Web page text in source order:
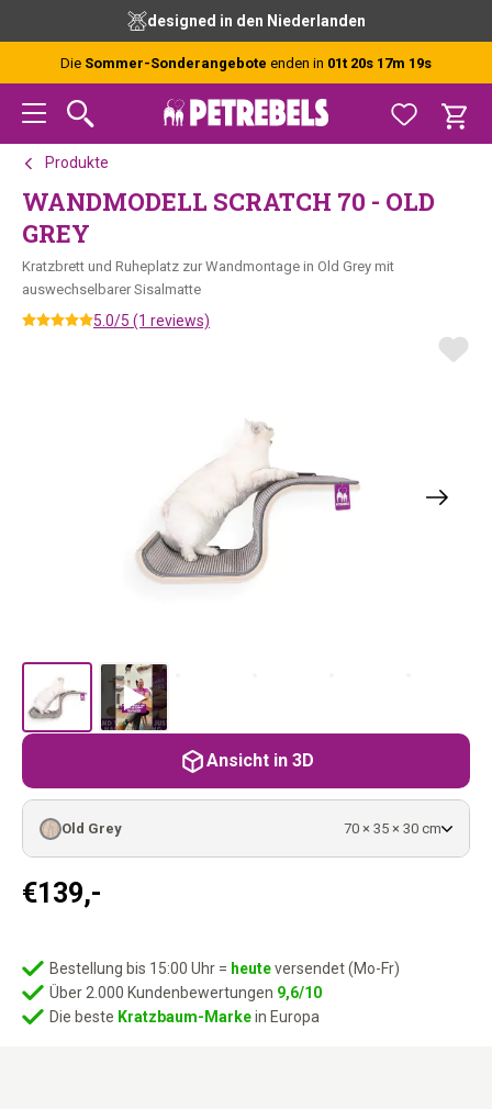
content
designed in den Niederlanden
Die Sommer-Sonderangebote enden in 01t 20s 17m 18s
Produkte
WANDMODELL SCRATCH 70 - OLD
GREY
Kratzbrett und Ruheplatz zur Wandmontage in Old Grey mit
auswechselbarer Sisalmatte
5.0/5 (1 reviews)
€139,-
Old Grey 70 × 35 × 30 cm
Bestellung bis 15:00 Uhr = heuteversendet (Mo-Fr)
Über 2.000 Kundenbewertungen 9,6/10
Die beste Kratzbaum-Markein Europa
Ansicht in 3D